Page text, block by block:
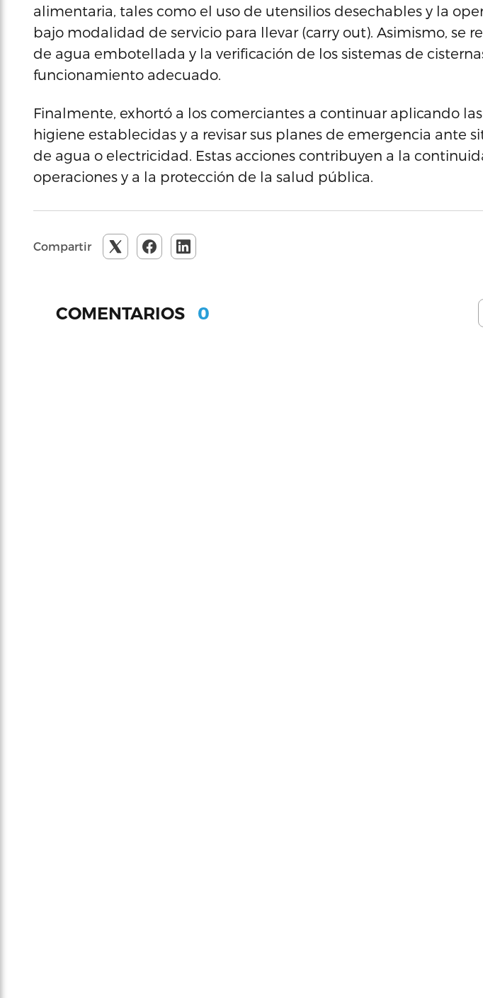
alimentaria, tales como el uso de utensilios desechables y la
bajo modalidad de servicio para llevar (carry out). Asimismo, se
de agua embotellada y la verificación de los sistemas de
funcionamiento adecuado.
Finalmente, exhortó a los comerciantes a continuar aplicando
higiene establecidas y a revisar sus planes de emergencia ante
de agua o electricidad. Estas acciones contribuyen a la
operaciones y a la protección de la salud pública.
Compartir
COMENTARIOS 0